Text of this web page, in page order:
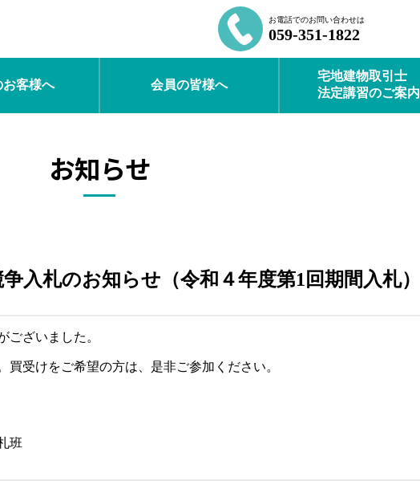
お電話でのお問い合わせは
059-351-1822
お客様へ 会員の皆様へ
宅地建物取引士
法定講習のご案内
お知らせ
入札のお知らせ（令和４年度第1回期間入札）
ございました。
受けをご希望の方は、是非ご参加ください。
班